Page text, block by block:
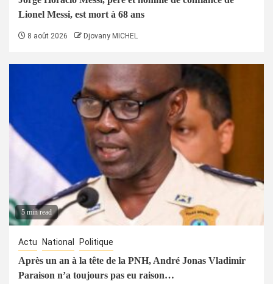
Lionel Messi, est mort à 68 ans
8 août 2026 Djovany MICHEL
5 min read
Actu National Politique
Après un an à la tête de la PNH, André Jonas Vladimir
Paraison n’a toujours pas eu raison…